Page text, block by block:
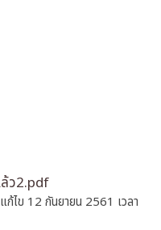
ว2.pdf
ไข 12 กันยายน 2561 เวลา